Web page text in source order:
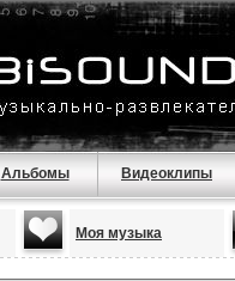
Альбомы Видеоклипы
Моя музыка